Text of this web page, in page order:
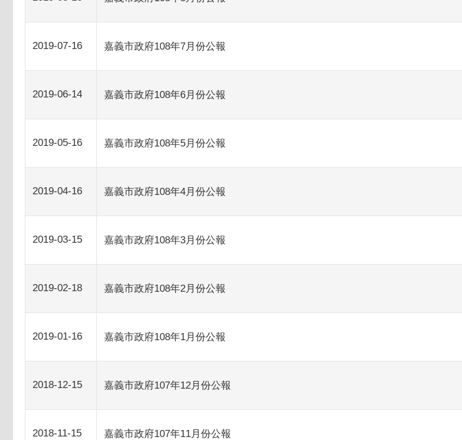
2019-07-16 嘉義市政府108年7月份公報
2019-06-14 嘉義市政府108年6月份公報
2019-05-16 嘉義市政府108年5月份公報
2019-04-16 嘉義市政府108年4月份公報
2019-03-15 嘉義市政府108年3月份公報
2019-02-18 嘉義市政府108年2月份公報
2019-01-16 嘉義市政府108年1月份公報
2018-12-15 嘉義市政府107年12月份公報
2018-11-15 嘉義市政府107年11月份公報